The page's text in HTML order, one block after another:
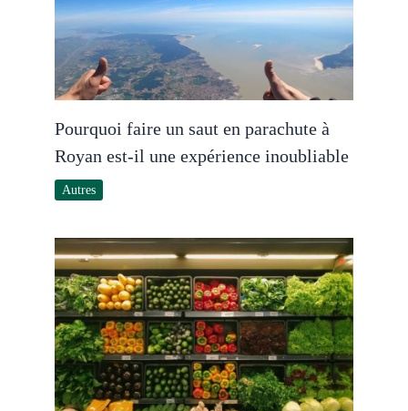
Pourquoi faire un saut en parachute à
Royan est-il une expérience inoubliable
Autres